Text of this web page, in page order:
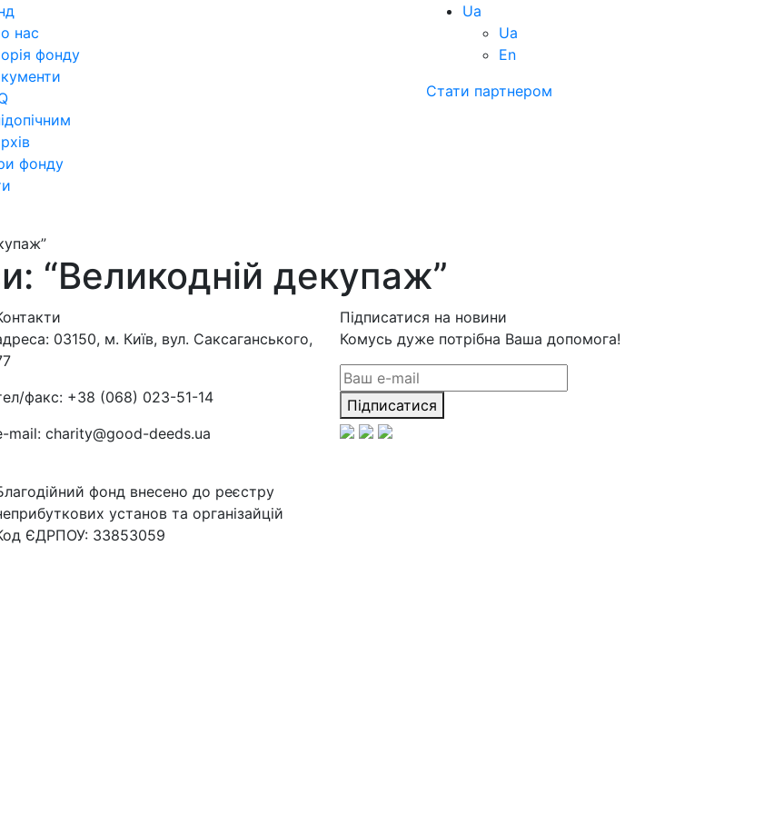
нас
фонду
фонду
Ua
Ua
En
Стати партнером
“Великодній декупаж”
03150, м. Київ, вул. Саксаганського,
факс: +38 (068) 023-51-14
mail: charity@good-deeds.ua
фонд внесено до реєстру
установ та організайцій
ЄДРПОУ: 33853059
Підписатися на новини
Комусь дуже потрібна Ваша допомога!
Підписатися